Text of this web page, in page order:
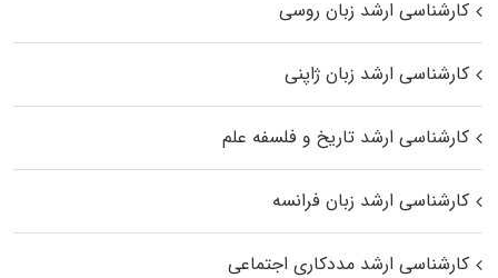
کارشناسی ارشد زبان روسی
کارشناسی ارشد زبان ژاپنی
کارشناسی ارشد تاریخ و فلسفه علم
کارشناسی ارشد زبان فرانسه
کارشناسی ارشد مددکاری اجتماعی